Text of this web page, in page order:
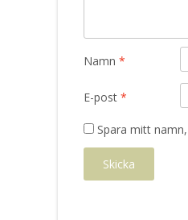
Namn *
E-post *
Spara mitt